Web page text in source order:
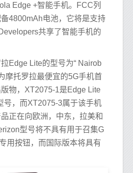
Edge +智能手机。FCC列
4800mAh电池，它将是支持
共享了智能手机的
Edge Lite的型号为“ Nairob
摩托罗拉最便宜的5G手机首
物，XT2075-1是Edge Lite
号，而XT2075-3属于该手机
正在向欧洲，中东，拉美和
型号将不具有用于召集G
用按钮，而国际版本将具有